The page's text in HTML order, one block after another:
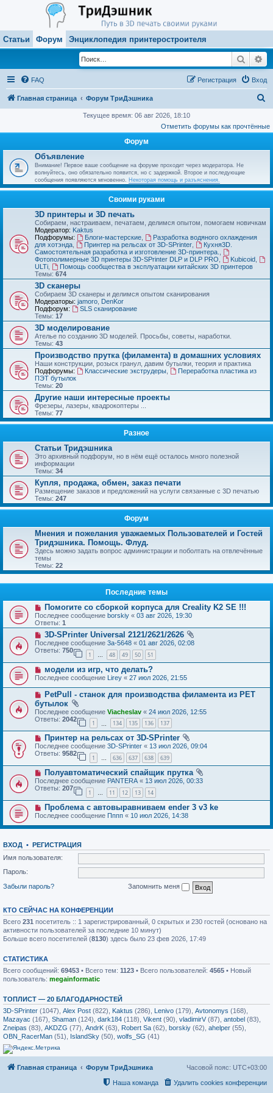
Статьи Форум Энциклопедия принтеростроителя
Поиск
FAQ Вход
Регистрация
Главная страница Форум ТриДэшника
и
Текущее время: 06 авг 2026, 18:10
Отметить форумы как прочтённые
Форум
Объявление
Внимание! Первое ваше сообщение на форуме проходит через модератора. Не
волнуйтесь, оно обязательно появится, но с задержкой. Второе и последующие
сообщения появляются мгновенно. Некоторая помощь и разъяснения.
Своими руками
3D принтеры и 3D печать
Собираем, настраиваем, печатаем, делимся опытом, помогаем новичкам
Модератор: Kaktus
Подфорумы:
Блоги-мастерские,
Разработка водяного охлаждения
для хотэнда
Принтер на рельсах от 3D-SPrinter,
Кухня3D.
Самостоятельная разработка и изготовление 3D-принтера.
Фотополимерные 3D принтеры 3D-SPrinter DLP и DLP PRO
Kubicoid,
ULTi
Помощь сообщества в эксплуатации китайских 3D принтеров
Темы: 674
3D сканеры
Собираем 3D сканеры и делимся опытом сканирования
Модераторы: jamoro DenKor
Подфорум:
SLS сканирование
Темы: 17
3D моделирование
Ателье по созданию 3D моделей. Просьбы, советы, наработки.
Темы: 43
Производство прутка (филамента) в домашних условиях
Наши конструкции, розыск гранул, давим бутылки, теория и практика
Подфорумы:
Классические экструдеры,
Переработка пластика из
ПЭТ бутылок
Темы: 20
Другие наши интересные проекты
Фрезеры, лазеры, квадрокоптеры ...
Темы: 77
Разное
Статьи Тридэшника
Это архивный подфорум, но в нём ещё осталось много полезной
информации
Темы: 34
Купля, продажа, обмен, заказ печати
Размещение заказов и предложений на услуги связанные с 3D печатью
Темы: 247
Форум
Мнения и пожелания уважаемых Пользователей и Гостей
Тридэшника. Помощь. Флуд.
Здесь можно задать вопрос администрации и поболтать на отвлечённые
темы
Темы: 22
Последние темы
Помогите со сборкой корпуса для Creality K2 SE !!!
Последнее сообщение borskiy « 03 авг 2026, 19:30
Ответы: 1
3D-SPrinter Universal 2121/2621/2626
Последнее сообщение 3a-5648 « 01 авг 2026, 02:08
Ответы: 750
1 … 48 49 50 51
модели из игр, что делать?
Последнее сообщение Lirey « 27 июл 2026, 21:55
PetPull - cтанок для производства филамента из PET
бутылок
Последнее сообщение Viacheslav « 24 июл 2026, 12:55
Ответы: 2042
1 134 135 136 137
Принтер на рельсах от 3D-SPrinter
Последнее сообщение 3D-SPrinter « 13 июл 2026, 09:04
Ответы: 9582
1 … 636 637 638 639
Полуавтоматический спайщик прутка
Последнее сообщение PANTERA « 13 июл 2026, 00:33
Ответы: 207
1 … 11 12 13 14
Проблема с автовыравниваем ender 3 v3 ke
Последнее сообщение Пппп « 10 июл 2026, 14:38
ВХОД • РЕГИСТРАЦИЯ
Имя пользователя:
Пароль:
Забыли пароль?
Запомнить меня
КТО СЕЙЧАС НА КОНФЕРЕНЦИИ
Всего 231 посетитель :: 1 зарегистрированный, 0 скрытых и 230 гостей (основано на
активности пользователей за последние 10 минут)
Больше всего посетителей (8130) здесь было 23 фев 2026, 17:49
СТАТИСТИКА
Всего сообщений: 69453 • Всего тем: 1123 • Всего пользователей: 4565 • Новый
пользователь: megainformatic
ТОПЛИСТ — 20 БЛАГОДАРНОСТЕЙ
3D-SPrinter (1047), Alex Post (822), Kaktus (286), Lenivo (179), Avtonomys (168),
Mazayac (167), Shaman (124), dark184 (118), Vikent (90), vladimirV(87), antobel (83),
Zneipas (83), AKDZG (77), AndrK (63), Robert Sa (62), borskiy (62), ahelper (55),
OBN_RacerMan (51), IslandSky (50), wolfs_SG (41)
Главная страница Форум ТриДэшника Часовой пояс: UTC+03:00
Удалить cookies конференции
Наша команда